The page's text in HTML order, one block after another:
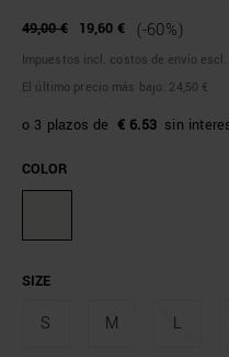
49,00 € 19,60 € (-60%)
Impuestos incl. costos de envío escl.
El último precio más bajo: 24,50 €
€ 6.53
COLOR
SIZE
S M L